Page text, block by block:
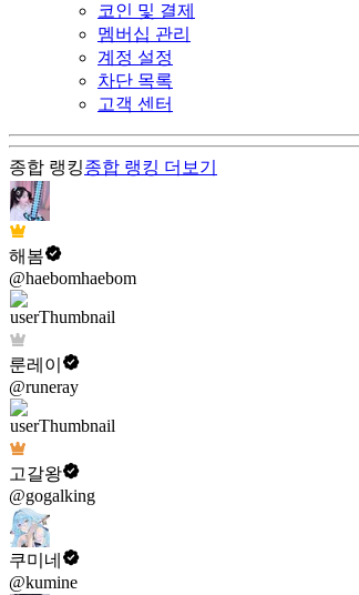
코인 및 결제
멤버십 관리
계정 설정
차단 목록
고객 센터
종합 랭킹종합 랭킹 더보기
해봄
@haebomhaebom
룬레이
@runeray
고갈왕
@gogalking
쿠미네
@kumine